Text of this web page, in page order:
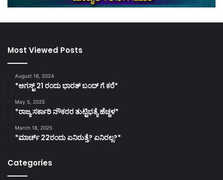
Most Viewed Posts
August 18, 2024
*ಆಗಸ್ಟ್ 21 ರಂದು ಭಾರತ್‌ ಬಂದ್‌ ಗೆ ಕರೆ*
May 5, 2025
*ರಾಜ್ಯ ಸರ್ಕಾರಿ ನೌಕರರ ತುಟ್ಟಿಭತ್ಯೆ ಹೆಚ್ಚಳ*
March 18, 2025
*ಮಾರ್ಚ್ 22ರಂದು ಏನಿರುತ್ತೆ? ಏನಿರಲ್ಲ?*
Categories